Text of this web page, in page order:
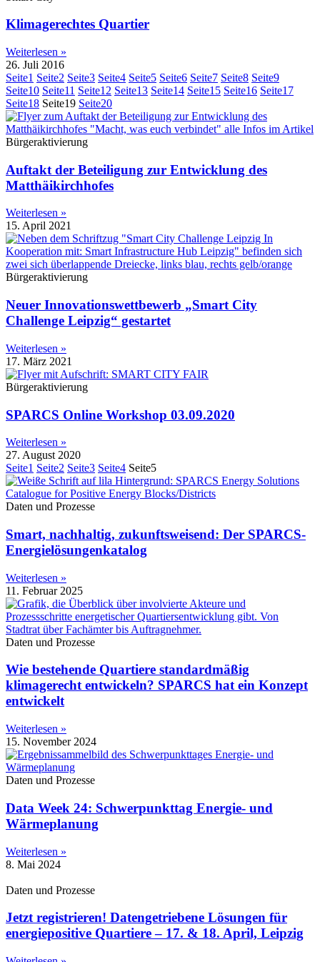
Klimagerechtes Quartier
Weiterlesen »
26. Juli 2016
Seite1 Seite2 Seite3 Seite4 Seite5 Seite6 Seite7 Seite8 Seite9
Seite10 Seite11 Seite12 Seite13 Seite14 Seite15 Seite16 Seite17
Seite18 Seite19 Seite20
Bürgeraktivierung
Auftakt der Beteiligung zur Entwicklung des
Matthäikirchhofes
Weiterlesen »
15. April 2021
Bürgeraktivierung
Neuer Innovationswettbewerb „Smart City
Challenge Leipzig“ gestartet
Weiterlesen »
17. März 2021
Bürgeraktivierung
SPARCS Online Workshop 03.09.2020
Weiterlesen »
27. August 2020
Seite1 Seite2 Seite3 Seite4 Seite5
Daten und Prozesse
Smart, nachhaltig, zukunftsweisend: Der SPARCS-
Energielösungenkatalog
Weiterlesen »
11. Februar 2025
Daten und Prozesse
Wie bestehende Quartiere standardmäßig
klimagerecht entwickeln? SPARCS hat ein Konzept
entwickelt
Weiterlesen »
15. November 2024
Daten und Prozesse
Data Week 24: Schwerpunkttag Energie- und
Wärmeplanung
Weiterlesen »
8. Mai 2024
Daten und Prozesse
Jetzt registrieren! Datengetriebene Lösungen für
energiepositive Quartiere – 17. & 18. April, Leipzig